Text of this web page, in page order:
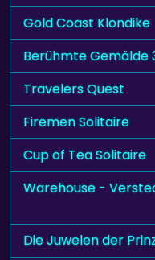
Gold Coast Klondike
Berühmte Gemälde
Travelers Quest
Firemen Solitaire
Cup of Tea Solitaire
Warehouse -
Die Juwelen der